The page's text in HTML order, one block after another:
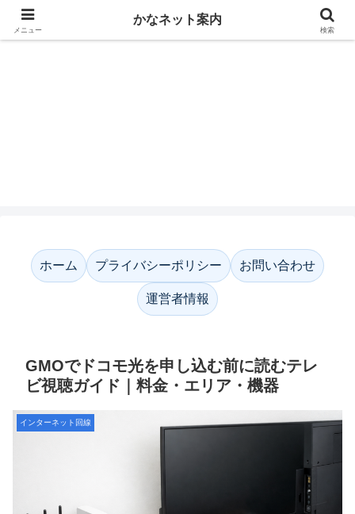
ホーム プライバシーポリシー お問い合わせ
運営者情報
GMOでドコモ光を申し込む前に読むテレ
ビ視聴ガイド｜料金・エリア・機器
インターネット回線
メニュー
かなネット案内
検索